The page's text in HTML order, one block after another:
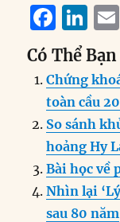
F
a
c
e
b
o
o
k
Li
n
k
e
d
I
n
Có Thể
Chứng
toàn cầu
So sánh
hoảng Hy
Bài học về
Nhìn lại
sau 80 năm